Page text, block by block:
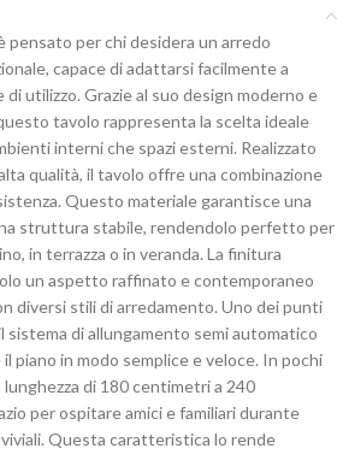
pensato per chi desidera un arredo
capace di adattarsi facilmente a
di utilizzo. Grazie al suo design moderno e
tavolo rappresenta la scelta ideale
interni che spazi esterni. Realizzato
qualità, il tavolo offre una combinazione
Questo materiale garantisce una
struttura stabile, rendendolo perfetto per
in terrazza o in veranda. La finitura
un aspetto raffinato e contemporaneo
diversi stili di arredamento. Uno dei punti
sistema di allungamento semi automatico
piano in modo semplice e veloce. In pochi
di 180 centimetri a 240
per ospitare amici e familiari durante
Questa caratteristica lo rende